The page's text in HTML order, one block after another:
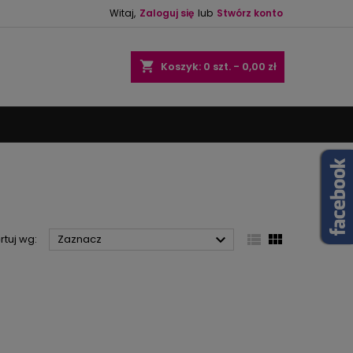
Witaj, Zaloguj się lub Stwórz konto
shopping_cart Koszyk: 0 szt. - 0,00 zł
wg: Zaznacz   